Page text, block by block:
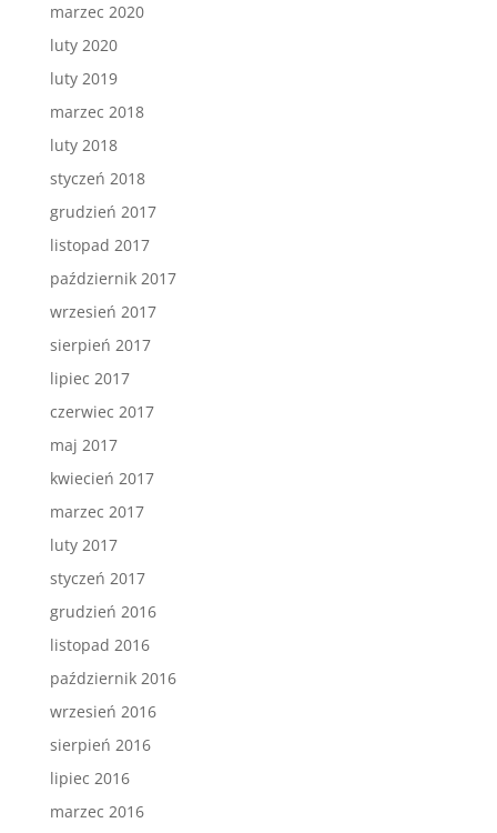
marzec 2020
luty 2020
luty 2019
marzec 2018
luty 2018
styczeń 2018
grudzień 2017
listopad 2017
październik 2017
wrzesień 2017
sierpień 2017
lipiec 2017
czerwiec 2017
maj 2017
kwiecień 2017
marzec 2017
luty 2017
styczeń 2017
grudzień 2016
listopad 2016
październik 2016
wrzesień 2016
sierpień 2016
lipiec 2016
marzec 2016